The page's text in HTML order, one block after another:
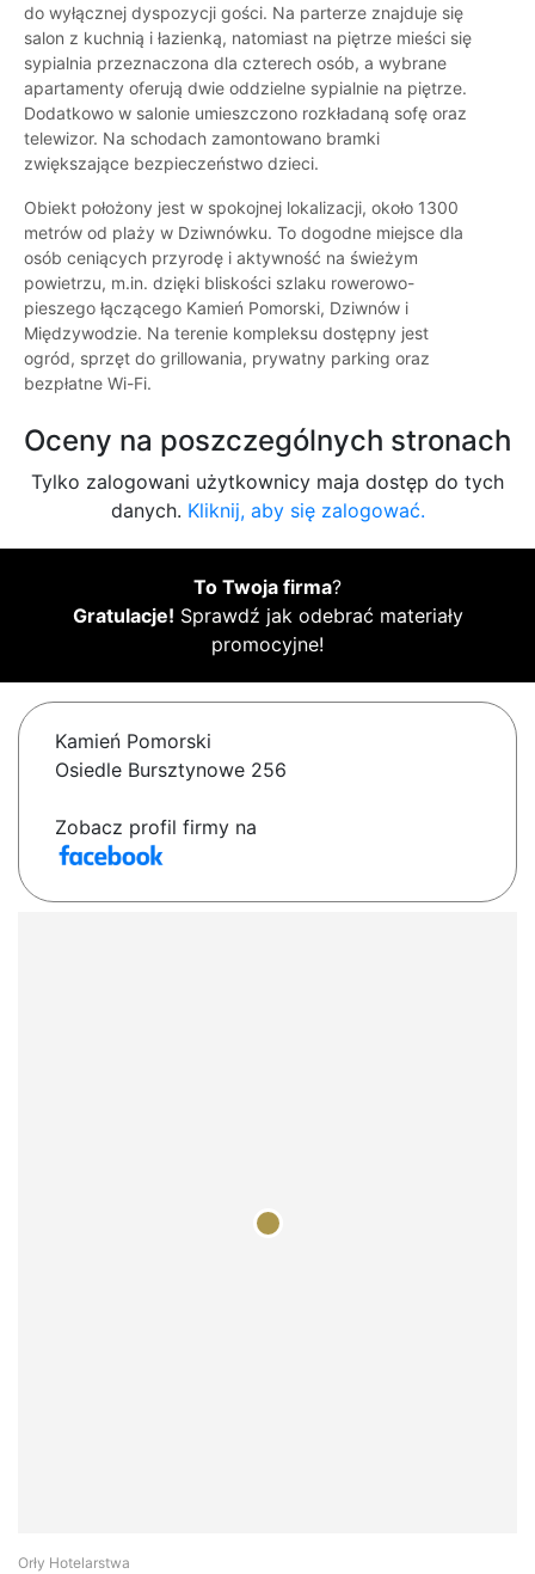
do wyłącznej dyspozycji gości. Na parterze znajduje się
salon z kuchnią i łazienką, natomiast na piętrze mieści się
sypialnia przeznaczona dla czterech osób, a wybrane
apartamenty oferują dwie oddzielne sypialnie na piętrze.
Dodatkowo w salonie umieszczono rozkładaną sofę oraz
telewizor. Na schodach zamontowano bramki
zwiększające bezpieczeństwo dzieci.
Obiekt położony jest w spokojnej lokalizacji, około 1300
metrów od plaży w Dziwnówku. To dogodne miejsce dla
osób ceniących przyrodę i aktywność na świeżym
powietrzu, m.in. dzięki bliskości szlaku rowerowo-
pieszego łączącego Kamień Pomorski, Dziwnów i
Międzywodzie. Na terenie kompleksu dostępny jest
ogród, sprzęt do grillowania, prywatny parking oraz
bezpłatne Wi-Fi.
Oceny na poszczególnych stronach
Tylko zalogowani użytkownicy maja dostęp do tych
danych. Kliknij, aby się zalogować.
To Twoja firma?
Gratulacje! Sprawdź jak odebrać materiały
promocyjne!
Kamień Pomorski
Osiedle Bursztynowe 256
Zobacz profil firmy na
Orły Hotelarstwa